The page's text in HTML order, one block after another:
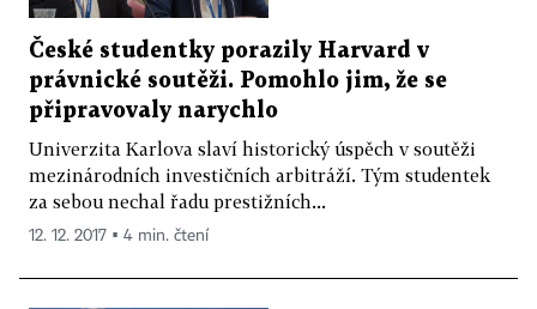
České studentky porazily Harvard v
právnické soutěži. Pomohlo jim, že se
připravovaly narychlo
Univerzita Karlova slaví historický úspěch v soutěži
mezinárodních investičních arbitráží. Tým studentek
za sebou nechal řadu prestižních...
12. 12. 2017 ▪ 4 min. čtení